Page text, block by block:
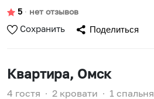
5 ∙ нет отзывов
Сохранить Поделиться
Квартира, Омск
4 гостя ∙ 2 кровати ∙ 1 спальня